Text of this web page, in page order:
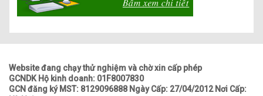
Website đang chạy thử nghiệm và chờ xin cấp phép
GCNDK Hộ kinh doanh: 01F8007830
GCN đăng ký MST: 8129096888 Ngày Cấp: 27/04/2012 Nơi Cấp: